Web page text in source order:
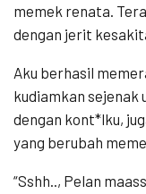
memek renata.
dengan jerit
Aku berhasil
kudiamkan
dengan kont*lku,
yang berubah
“Sshh.., Pelan